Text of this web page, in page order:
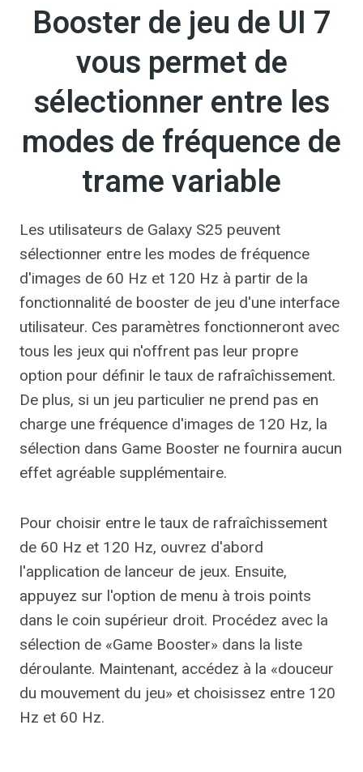
Booster de jeu de UI 7
vous permet de
sélectionner entre les
modes de fréquence de
trame variable
Les utilisateurs de Galaxy S25 peuvent
sélectionner entre les modes de fréquence
d'images de 60 Hz et 120 Hz à partir de la
fonctionnalité de booster de jeu d'une interface
utilisateur. Ces paramètres fonctionneront avec
tous les jeux qui n'offrent pas leur propre
option pour définir le taux de rafraîchissement.
De plus, si un jeu particulier ne prend pas en
charge une fréquence d'images de 120 Hz, la
sélection dans Game Booster ne fournira aucun
effet agréable supplémentaire.
Pour choisir entre le taux de rafraîchissement
de 60 Hz et 120 Hz, ouvrez d'abord
l'application de lanceur de jeux. Ensuite,
appuyez sur l'option de menu à trois points
dans le coin supérieur droit. Procédez avec la
sélection de «Game Booster» dans la liste
déroulante. Maintenant, accédez à la «douceur
du mouvement du jeu» et choisissez entre 120
Hz et 60 Hz.